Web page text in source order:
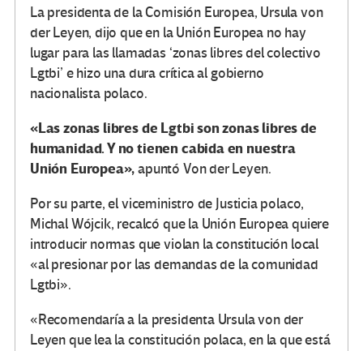
La presidenta de la Comisión Europea, Ursula von
der Leyen, dijo que en la Unión Europea no hay
lugar para las llamadas ‘zonas libres del colectivo
Lgtbi’ e hizo una dura crítica al gobierno
nacionalista polaco.
«Las zonas libres de Lgtbi son zonas libres de
humanidad. Y no tienen cabida en nuestra
Unión Europea»,apuntó Von der Leyen.
Por su parte, el viceministro de Justicia polaco,
Michal Wójcik, recalcó que la Unión Europea quiere
introducir normas que violan la constitución local
«al presionar por las demandas de la comunidad
Lgtbi».
«Recomendaría a la presidenta Ursula von der
Leyen que lea la constitución polaca, en la que está